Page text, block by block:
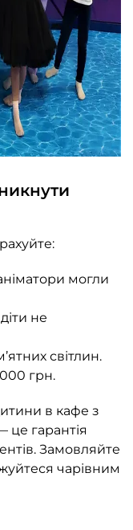
могли
не
світлин.
грн.
в кафе з
це гарантія
Замовляйте
чарівним